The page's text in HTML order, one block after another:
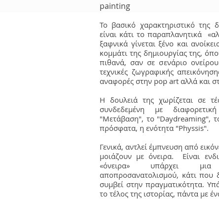
painting
Το βασικό χαρακτηριστικό της
είναι κάτι το παραπλανητικά
ξαφνικά γίνεται ξένο και
κομμάτι της δημιουργίας της,
πιθανά, σαν σε σενάριο
τεχνικές ζωγραφικής
αναφορές στην pop art αλλά και
Η δουλειά της χωρίζεται σε
συνδεδεμένη με
"Μετάβαση", το "Daydreaming",
πρόσφατα, η ενότητα "Physsis".
Γενικά, αντλεί έμπνευση από
μοιάζουν με όνειρα. Είναι
«όνειρα» υπάρχει
αποπροσανατολισμού, κάτι
συμβεί στην πραγματικότητα.
το τέλος της ιστορίας, πάντα με